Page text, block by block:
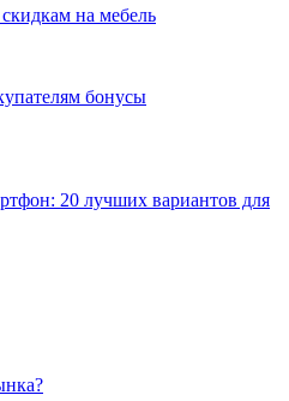
на мебель
бонусы
20 лучших вариантов для